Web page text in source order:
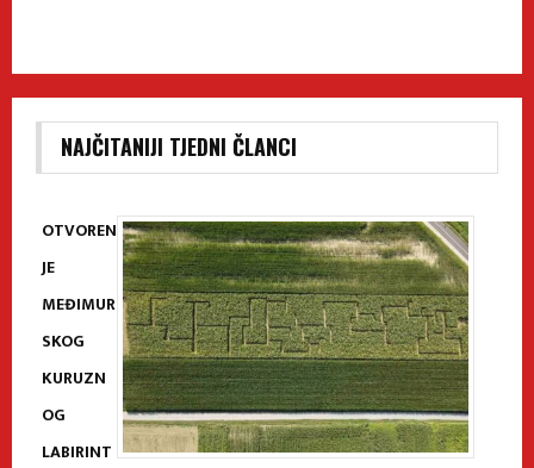
NAJČITANIJI TJEDNI ČLANCI
OTVOREN
JE
MEĐIMUR
SKOG
KURUZN
OG
LABIRINT